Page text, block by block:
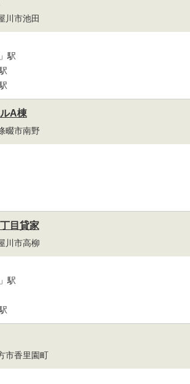
川市池田
」駅
A棟
畷市南野
目貸家
川市高柳
」駅
市香里園町